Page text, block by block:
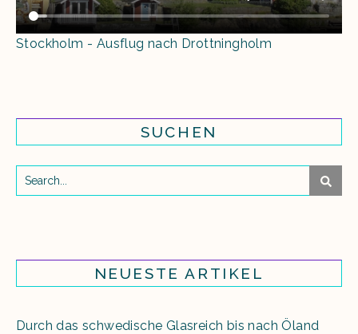
Stockholm - Ausflug nach Drottningholm
SUCHEN
NEUESTE ARTIKEL
Durch das schwedische Glasreich bis nach Öland